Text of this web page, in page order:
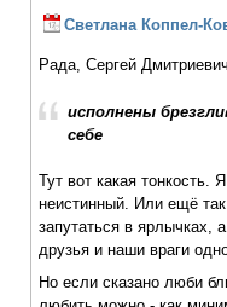
Светлана Коппел-
Рада, Сергей
исполнены
себе
Тут вот какая тонкость.
неистинный. Или ещё
запутаться в
друзья и наши враги
Но если сказано люби